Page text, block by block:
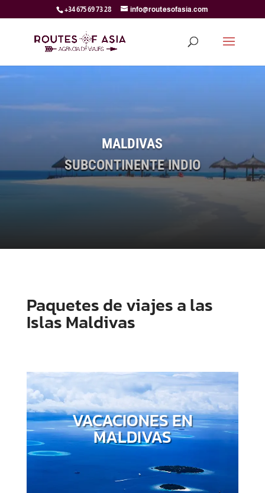
+34 675 69 73 28 info@routesofasia.com
MALDIVAS
SUBCONTINENTE INDIO
Paquetes de viajes a las
Islas Maldivas
VACACIONES EN
MALDIVAS